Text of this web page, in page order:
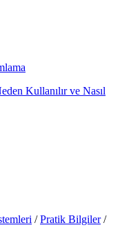
Kullanılır ve Nasıl
/Pratik Bilgiler/